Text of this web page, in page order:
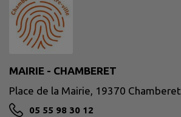
MAIRIE - CHAMBERET
Place de la Mairie, 19370 Chamberet
05 55 98 30 12